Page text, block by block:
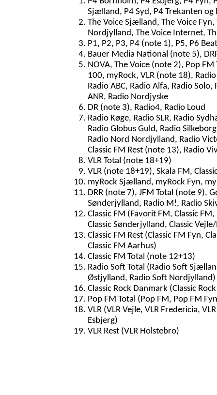
Sjælland, P4 Syd, P4 Trekanten
The Voice Sjælland, The Voice
Nordjylland, The Voice Internet,
P1, P2, P3, P4 (note 1), P5, P6
Bauer Media National (note 5),
NOVA, The Voice (note 2), Pop
100, myRock, VLR (note 18),
Radio ABC, Radio Alfa, Radio
ANR, Radio Nordjyske
DR (note 3), Radio4, Radio Loud
Radio Køge, Radio SLR, Radio
Radio Globus Guld, Radio
Radio Nord Nordjylland, Radio
Classic FM Rest (note 13), Radio
VLR Total (note 18+19)
VLR (note 18+19), Skala FM,
myRock Sjælland, myRock Fyn,
DRR (note 7), JFM Total (note 9),
Sønderjylland, Radio M!, Radio
Classic FM (Favorit FM, Classic
Classic Sønderjylland, Classic
Classic FM Rest (Classic FM Fyn,
Classic FM Aarhus)
Classic FM Total (note 12+13)
Radio Soft Total (Radio Soft
Østjylland, Radio Soft Nordjylland)
Classic Rock Danmark (Classic
Pop FM Total (Pop FM, Pop FM
VLR (VLR Vejle, VLR Fredericia,
Esbjerg)
VLR Rest (VLR Holstebro)